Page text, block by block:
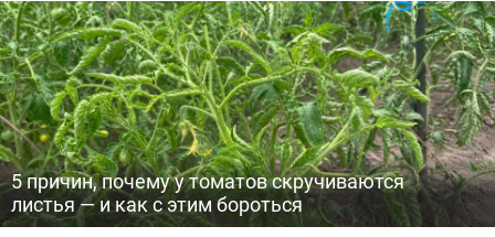
5 причин, почему у томатов скручиваются
листья — и как с этим бороться